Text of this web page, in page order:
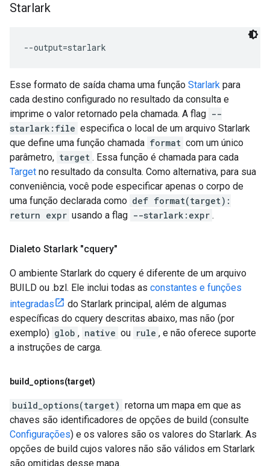
Starlark
Esse formato de saída chama uma função Starlark para
cada destino configurado no resultado da consulta e
imprime o valor retornado pela chamada. A flag --
starlark:file especifica o local de um arquivo Starlark
que define uma função chamada format com um único
parâmetro, target . Essa função é chamada para cada
Target no resultado da consulta. Como alternativa, para sua
conveniência, você pode especificar apenas o corpo de
uma função declarada como def format(target):
return expr usando a flag --starlark:expr .
Dialeto Starlark "cquery"
O ambiente Starlark do cquery é diferente de um arquivo
BUILD ou .bzl. Ele inclui todas as constantes e funções
integradas
do Starlark principal, além de algumas
específicas do cquery descritas abaixo, mas não (por
exemplo) glob , native ou rule , e não oferece suporte
a instruções de carga.
build_options(target)
build_options(target) retorna um mapa em que as
chaves são identificadores de opções de build (consulte
Configurações) e os valores são os valores do Starlark. As
opções de build cujos valores não são válidos em Starlark
são omitidas desse mapa.